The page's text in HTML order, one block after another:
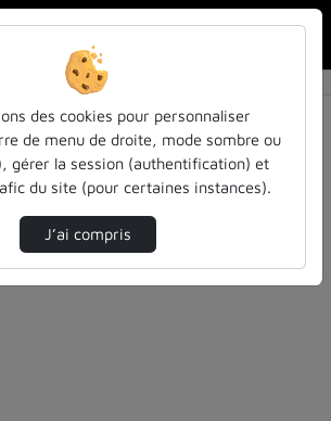
la recherche
pour en retirer) :
informations
des cookies pour personnaliser
de menu de droite, mode sombre ou
gérer la session (authentification) et
du site (pour certaines instances).
J’ai compris